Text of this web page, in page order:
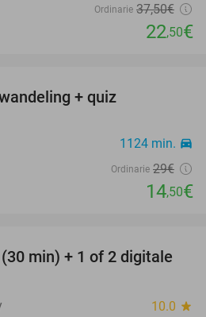
Ordinarie 37,50€
22,50€
+ quiz
1124 min. directions_car
Ordinarie 29€
14,50€
79%
min) + 1 of 2 digitale
10.0 star